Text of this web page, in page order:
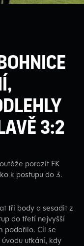
3:2
porazit FK
k postupu do 3.
tři body a sesadit z
do třetí nejvyšší
podařilo. Cíl se
utkání, kdy